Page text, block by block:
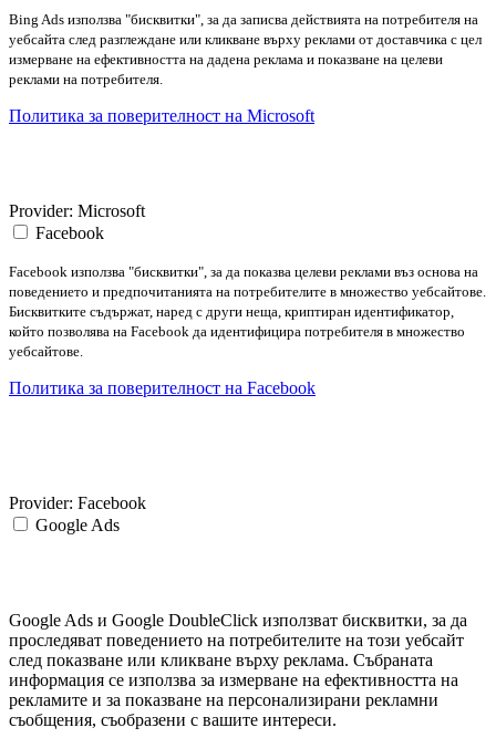
Bing Ads използва "бисквитки", за да записва действията на потребителя на
уебсайта след разглеждане или кликване върху реклами от доставчика с цел
измерване на ефективността на дадена реклама и показване на целеви
реклами на потребителя.
Политика за поверителност на Microsoft
Provider: Microsoft
Facebook
Facebook използва "бисквитки", за да показва целеви реклами въз основа на
поведението и предпочитанията на потребителите в множество уебсайтове.
Бисквитките съдържат, наред с други неща, криптиран идентификатор,
който позволява на Facebook да идентифицира потребителя в множество
уебсайтове.
Политика за поверителност на Facebook
Provider: Facebook
Google Ads
Google Ads и Google DoubleClick използват бисквитки, за да
проследяват поведението на потребителите на този уебсайт
след показване или кликване върху реклама. Събраната
информация се използва за измерване на ефективността на
рекламите и за показване на персонализирани рекламни
съобщения, съобразени с вашите интереси.